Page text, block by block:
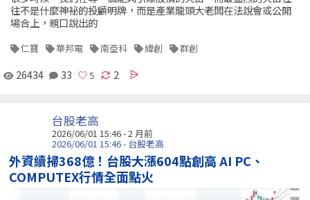
往不是什麼神祕的投顧明牌，而是產業龍頭大老闆在法說會或公開
場合上，親口說出的
仁寶 華邦電 南亞科 緯創 群創
26434 33 2
台股老高
2026/06/01 15:46 - 2 月前
2026/06/01 15:46 - 台股老高
外資續掃368億！台股大漲604點創高 AI PC、
COMPUTEX行情全面點火